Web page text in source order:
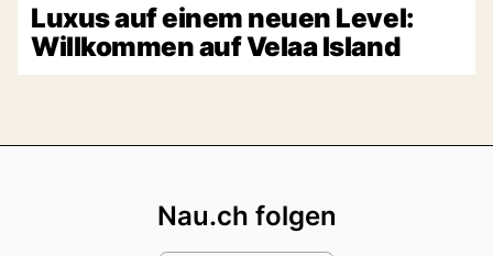
Luxus auf einem neuen Level:
Willkommen auf Velaa Island
Nau.ch folgen